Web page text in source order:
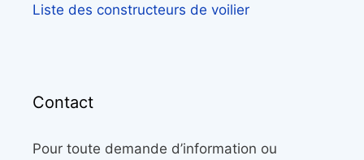
Liste des constructeurs de voilier
Contact
Pour toute demande d’information ou